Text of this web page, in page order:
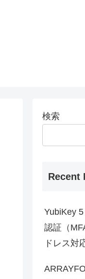
検索
Recent
YubiKey
認証（
ドレス対